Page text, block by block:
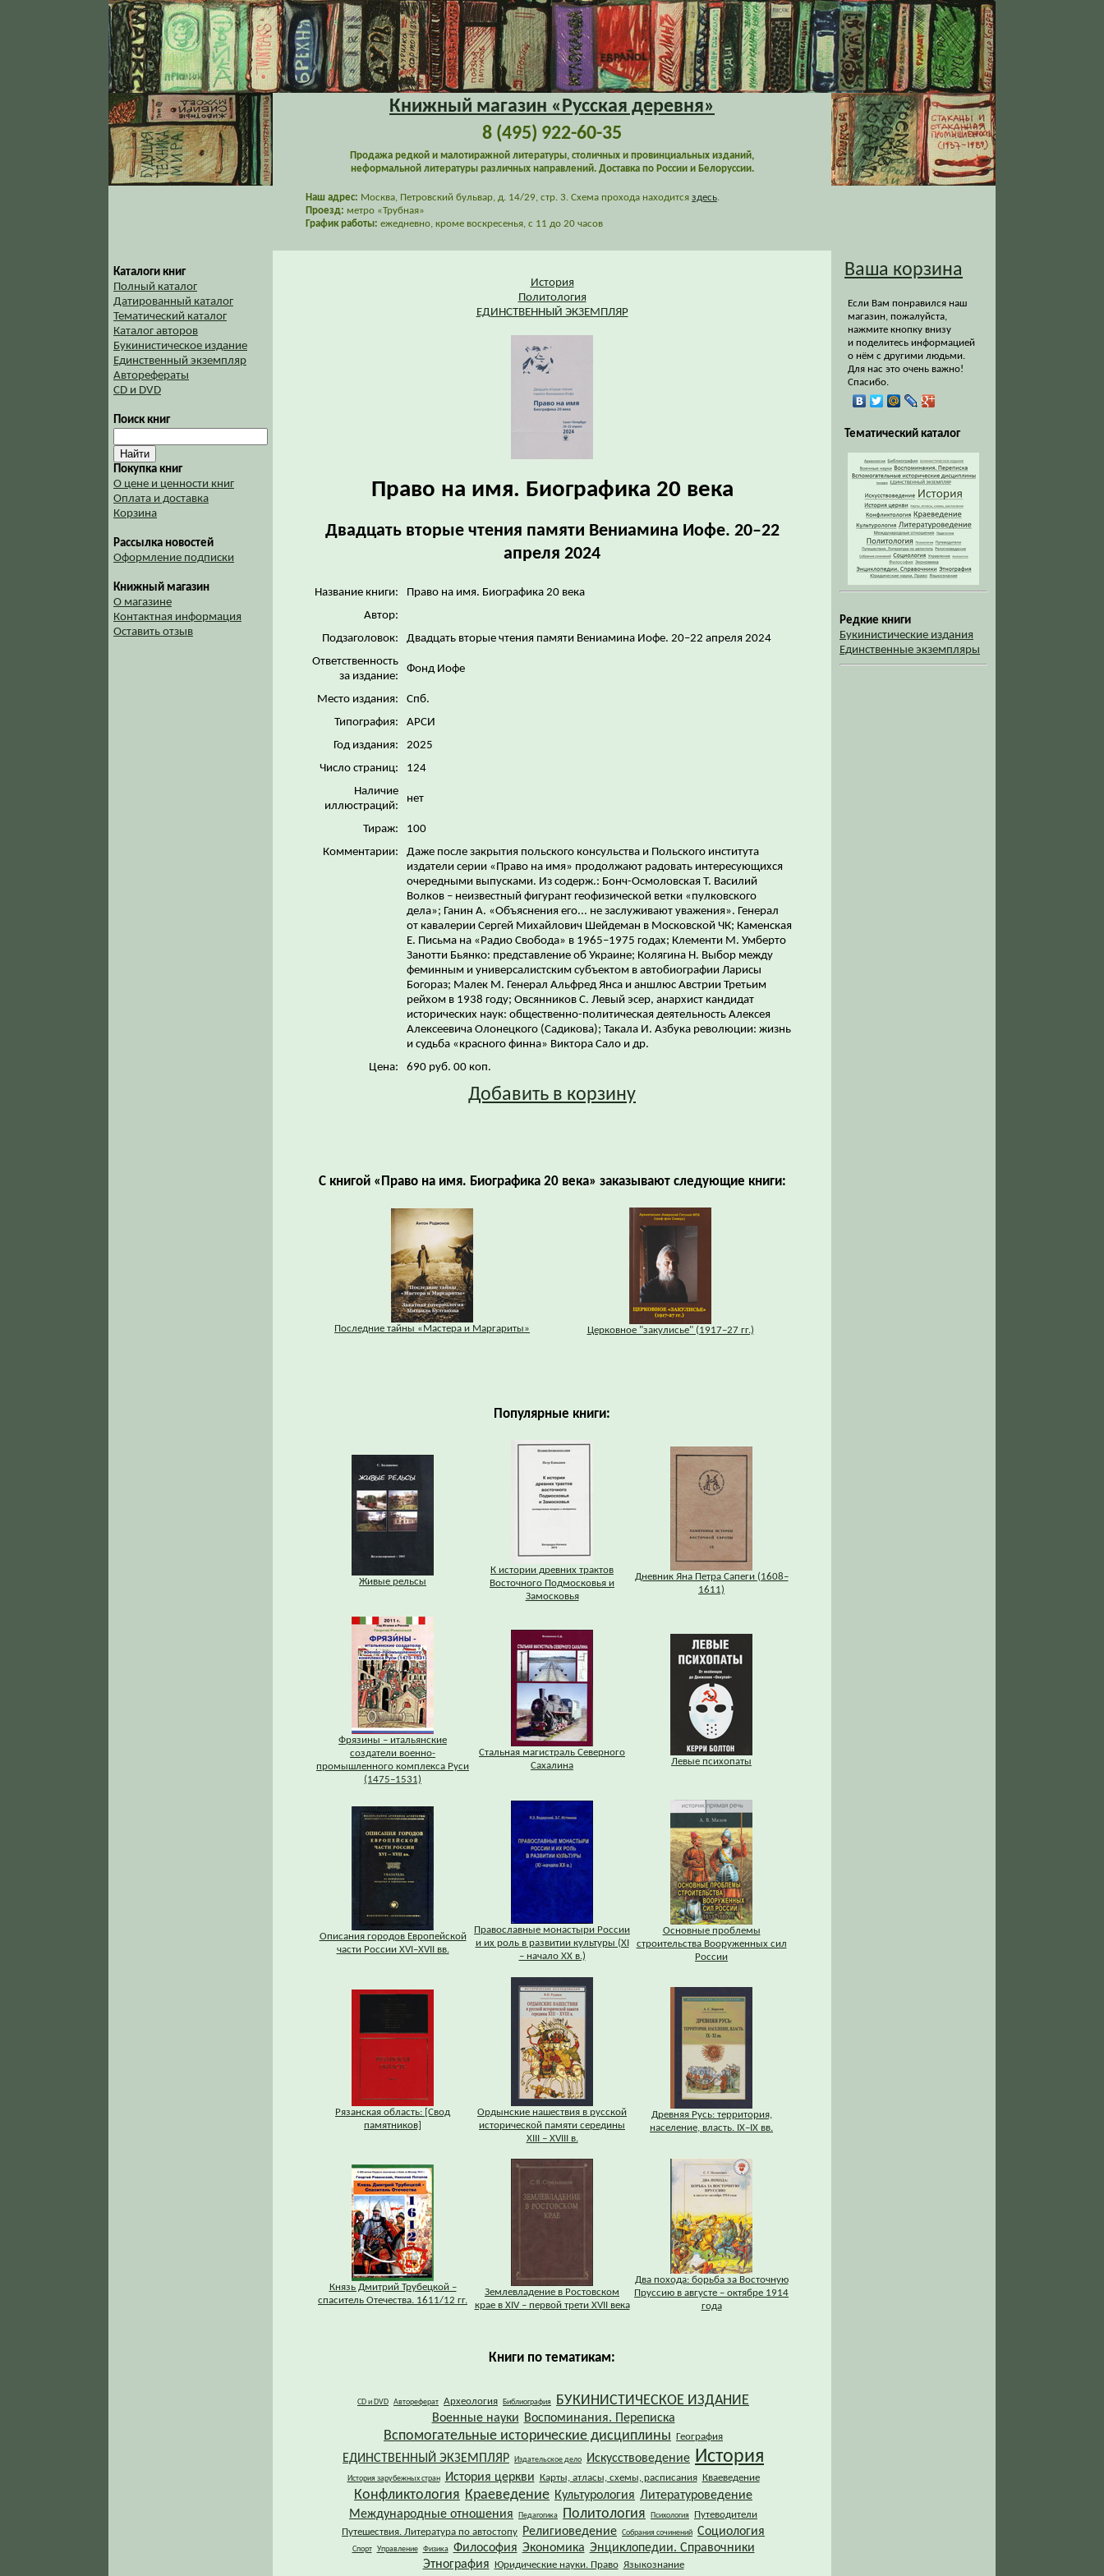
Книжный магазин «Русская деревня»
8 (495) 922-60-35
Продажа редкой и малотиражной литературы, столичных и провинциальных изданий,
неформальной литературы различных направлений. Доставка по России и Белоруссии.
Наш адрес: Москва, Петровский бульвар, д. 14/29, стр. 3. Схема прохода находится здесь.
Проезд: метро «Трубная»
График работы: ежедневно, кроме воскресенья, с 11 до 20 часов
Каталоги книг
Полный каталог
Датированный каталог
Тематический каталог
Каталог авторов
Букинистическое издание
Единственный экземпляр
Авторефераты
CD и DVD
Поиск книг
Покупка книг
О цене и ценности книг
Оплата и доставка
Корзина
Рассылка новостей
Оформление подписки
Книжный магазин
О магазине
Контактная информация
Оставить отзыв
История
Политология
ЕДИНСТВЕННЫЙ ЭКЗЕМПЛЯР
Право на имя. Биографика 20 века
Двадцать вторые чтения памяти Вениамина Иофе. 20–22
апреля 2024
Название книги:
Право на имя. Биографика 20 века
Автор:
Подзаголовок:
Двадцать вторые чтения памяти Вениамина Иофе. 20–22 апреля 2024
Ответственность
за издание:
Фонд Иофе
Место издания:
Спб.
Типография:
АРСИ
Год издания:
2025
Число страниц:
124
Наличие
иллюстраций:
нет
Тираж:
100
Комментарии:
Даже после закрытия польского консульства и Польского института
издатели серии «Право на имя» продолжают радовать интересующихся
очередными выпусками. Из содерж.: Бонч-Осмоловская Т. Василий
Волков – неизвестный фигурант геофизической ветки «пулковского
дела»; Ганин А. «Объяснения его... не заслуживают уважения». Генерал
от кавалерии Сергей Михайлович Шейдеман в Московской ЧК; Каменская
Е. Письма на «Радио Свобода» в 1965–1975 годах; Клементи М. Умберто
Занотти Бьянко: представление об Украине; Колягина Н. Выбор между
феминным и универсалистским субъектом в автобиографии Ларисы
Богораз; Малек М. Генерал Альфред Янса и аншлюс Австрии Третьим
рейхом в 1938 году; Овсянников С. Левый эсер, анархист кандидат
исторических наук: общественно-политическая деятельность Алексея
Алексеевича Олонецкого (Садикова); Такала И. Азбука революции: жизнь
и судьба «красного финна» Виктора Сало и др.
Цена:
690 руб. 00 коп.
Добавить в корзину
С книгой «Право на имя. Биографика 20 века» заказывают следующие книги:
Последние тайны «Мастера и Маргариты» Церковное "закулисье" (1917–27 гг.)
Популярные книги:
Живые рельсы
К истории древних трактов
Восточного Подмосковья и
Замосковья
Дневник Яна Петра Сапеги (1608–
1611)
Фрязины – итальянские
создатели военно-
промышленного комплекса Руси
(1475–1531)
Стальная магистраль Северного
Сахалина
Левые психопаты
Описания городов Европейской
части России XVI–XVII вв.
Православные монастыри России
и их роль в развитии культуры (XI
– начало XX в.)
Основные проблемы
строительства Вооруженных сил
России
Рязанская область: [Свод
памятников]
Ордынские нашествия в русской
исторической памяти середины
XIII – XVIII в.
Древняя Русь: территория,
население, власть. IХ–IХ вв.
Князь Дмитрий Трубецкой –
спаситель Отечества. 1611/12 гг.
Землевладение в Ростовском
крае в XIV – первой трети XVII века
Два похода: борьба за Восточную
Пруссию в августе – октябре 1914
года
Книги по тематикам:
CD и DVD Автореферат Археология Библиография БУКИНИСТИЧЕСКОЕ ИЗДАНИЕ
Военные науки Воспоминания. Переписка
Вспомогательные исторические дисциплины География
ЕДИНСТВЕННЫЙ ЭКЗЕМПЛЯР Издательское дело Искусствоведение История
История зарубежных стран История церкви Карты, атласы, схемы, расписания Кваеведение
Конфликтология Краеведение Культурология Литературоведение
Международные отношения
Педагогика Политология Психология
Путеводители
Путешествия. Литература по автостопу
Религиоведение Собрания сочинений Социология
Спорт Управление Физика Философия Экономика Энциклопедии. Справочники
Этнография Юридические науки. Право Языкознание
Ваша корзина
Если Вам понравился наш
магазин, пожалуйста,
нажмите кнопку внизу
и поделитесь информацией
о нём с другими людьми.
Для нас это очень важно!
Спасибо.
Тематический каталог
Редкие книги
Букинистические издания
Единственные экземпляры